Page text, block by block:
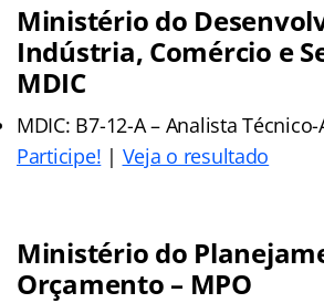
Ministério do
Indústria, Comércio e
MDIC
MDIC: B7-12-A – Analista
Participe! | Veja o resultado
Ministério do
Orçamento – MPO